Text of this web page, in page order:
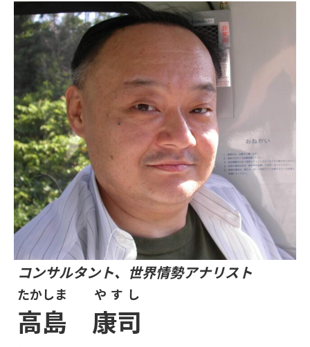
コンサルタント、世界情勢アナリスト
高島
たかしま
康司
やすし